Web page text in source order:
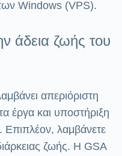
των Windows (VPS).
άδεια ζωής του
απεριόριστη
έργα και υποστήριξη
λαμβάνετε
ζωής. Η GSA